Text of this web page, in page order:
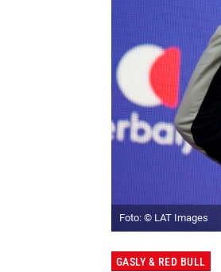
Foto: © LAT Images
GASLY & RED BULL